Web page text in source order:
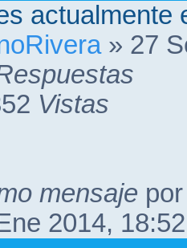
actualmente
» 27
Vistas
mensaje
2014, 18:52